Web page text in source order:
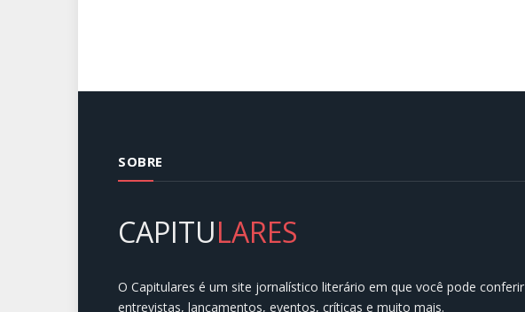
SOBRE
CAPITULARES
O Capitulares é um site jornalístico literário em que você pode conferir
entrevistas, lançamentos, eventos, críticas e muito mais.